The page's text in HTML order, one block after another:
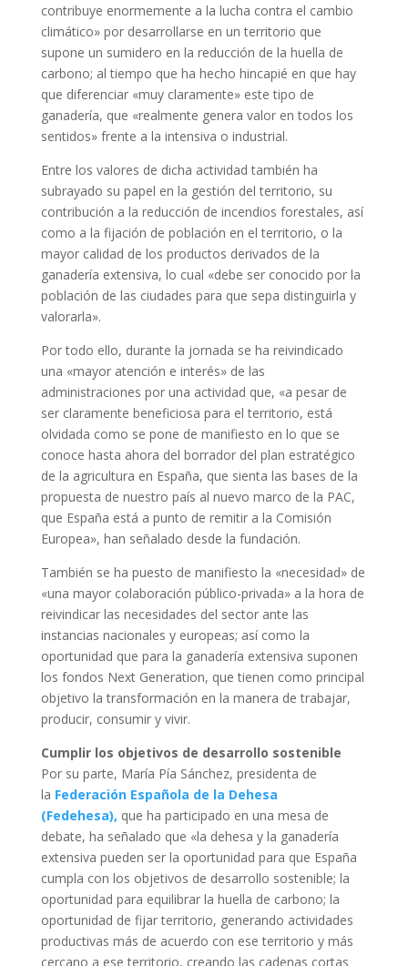
contribuye enormemente a la lucha contra el cambio
climático» por desarrollarse en un territorio que
supone un sumidero en la reducción de la huella de
carbono; al tiempo que ha hecho hincapié en que hay
que diferenciar «muy claramente» este tipo de
ganadería, que «realmente genera valor en todos los
sentidos» frente a la intensiva o industrial.
Entre los valores de dicha actividad también ha
subrayado su papel en la gestión del territorio, su
contribución a la reducción de incendios forestales, así
como a la fijación de población en el territorio, o la
mayor calidad de los productos derivados de la
ganadería extensiva, lo cual «debe ser conocido por la
población de las ciudades para que sepa distinguirla y
valorarla».
Por todo ello, durante la jornada se ha reivindicado
una «mayor atención e interés» de las
administraciones por una actividad que, «a pesar de
ser claramente beneficiosa para el territorio, está
olvidada como se pone de manifiesto en lo que se
conoce hasta ahora del borrador del plan estratégico
de la agricultura en España, que sienta las bases de la
propuesta de nuestro país al nuevo marco de la PAC,
que España está a punto de remitir a la Comisión
Europea», han señalado desde la fundación.
También se ha puesto de manifiesto la «necesidad» de
«una mayor colaboración público-privada» a la hora de
reivindicar las necesidades del sector ante las
instancias nacionales y europeas; así como la
oportunidad que para la ganadería extensiva suponen
los fondos Next Generation, que tienen como principal
objetivo la transformación en la manera de trabajar,
producir, consumir y vivir.
Cumplir los objetivos de desarrollo sostenible
Por su parte, María Pía Sánchez, presidenta de
la Federación Española de la Dehesa
(Fedehesa), que ha participado en una mesa de
debate, ha señalado que «la dehesa y la ganadería
extensiva pueden ser la oportunidad para que España
cumpla con los objetivos de desarrollo sostenible; la
oportunidad para equilibrar la huella de carbono; la
oportunidad de fijar territorio, generando actividades
productivas más de acuerdo con ese territorio y más
cercano a ese territorio, creando las cadenas cortas